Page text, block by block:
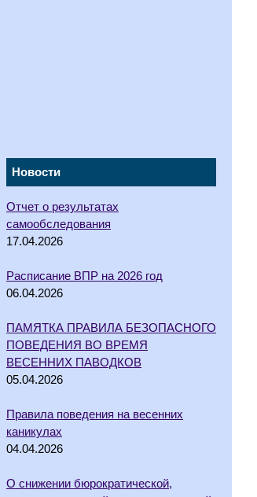
Новости
Отчет о результатах
самообследования
17.04.2026
Расписание ВПР на 2026 год
06.04.2026
ПАМЯТКА ПРАВИЛА БЕЗОПАСНОГО
ПОВЕДЕНИЯ ВО ВРЕМЯ
ВЕСЕННИХ ПАВОДКОВ
05.04.2026
Правила поведения на весенних
каникулах
04.04.2026
О снижении бюрократической,